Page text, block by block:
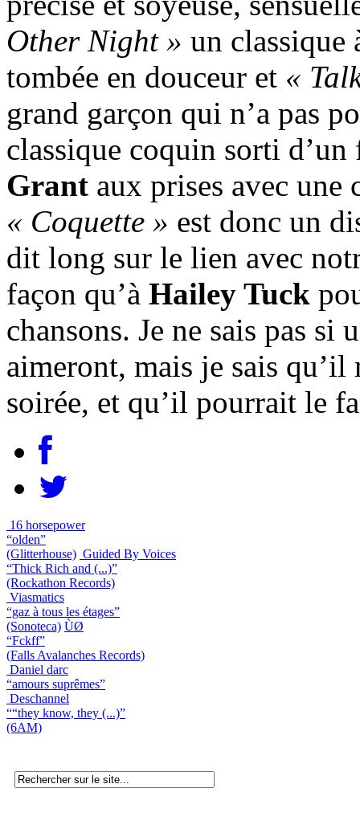
Other Night » un classique
tombée en douceur et «
grand garçon qui n’a pas
classique coquin sorti
Grant aux prises avec une
« Coquette » est donc un
dit long sur le lien avec
façon qu’à Hailey Tuck
chansons. Je ne sais pas si
aimeront, mais je sais qu’il
soirée, et qu’il pourrait le
16 horsepower
“olden”
(Glitterhouse) Guided By Voices
“Thick Rich and (...)”
(Rockathon Records)
Viasmatics
“gaz à tous les étages”
(Sonoteca) ÙØ
“Fckff”
(Falls Avalanches Records)
Daniel darc
“amours suprêmes”
Deschannel
““they know, they (...)”
(6AM)